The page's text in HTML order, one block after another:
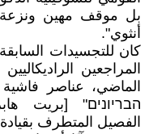
بل موقف مهين ونزعة
أنثوي".
كان للتجسيدات السابقة
المراجعين
الماضي، عناصر
הבריונים" [بريت
الفصيل المتطرف